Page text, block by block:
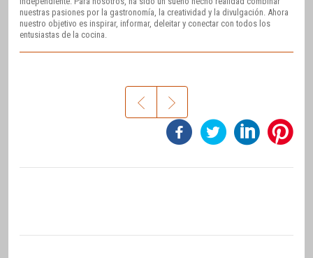
nuestras pasiones por la gastronomía, la creatividad y la divulgación. Ahora
nuestro objetivo es inspirar, informar, deleitar y conectar con todos los
entusiastas de la cocina.